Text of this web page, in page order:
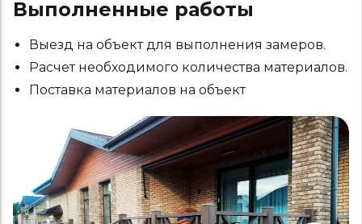
Выполненные работы
Выезд на объект для выполнения замеров.
Расчет необходимого количества материалов.
Поставка материалов на объект